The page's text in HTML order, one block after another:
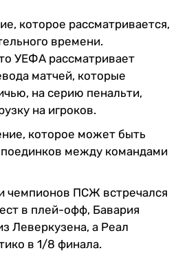
которое рассматривается,
времени.
УЕФА рассматривает
матчей, которые
на серию пенальти,
на игроков.
которое может быть
поединков между командами
чемпионов ПСЖ встречался
в плей-офф, Бавария
Леверкузена, а Реал
в 1/8 финала.